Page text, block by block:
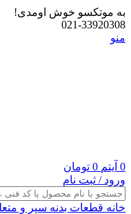
به موتکسو خوش اومدی!
021-33920308
منو
0 آیتم 0 تومان
ورود / ثبت نام
خانه قطعات بدنه سپر و